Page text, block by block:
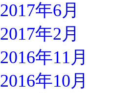
2017年6月
2017年2月
2016年11月
2016年10月